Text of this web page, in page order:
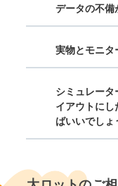
データの不備
実物とモニタ
シミュレー
イアウトに
ばいいでしょ